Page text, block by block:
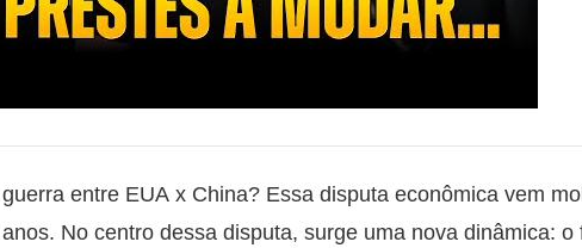
entre EUA x China? Essa disputa econômica vem
No centro dessa disputa, surge uma nova dinâmica: